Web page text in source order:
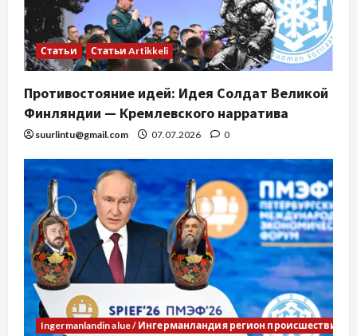
Статьи Статьи Artikkeli
Противостояние идей: Идея Солдат Великой
Финляндии — Кремлевского нарратива
suurlintu@gmail.com 07.07.2026 0
Ingermanlandin alue / Ингерманландия регион происшествия